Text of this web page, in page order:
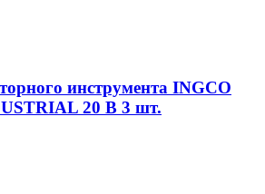
инструмента INGCO
20 В 3 шт.